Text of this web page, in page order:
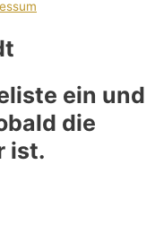
ein und
die
ist.